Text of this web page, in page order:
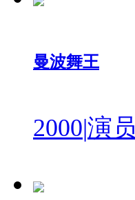
曼波舞王
2000|演